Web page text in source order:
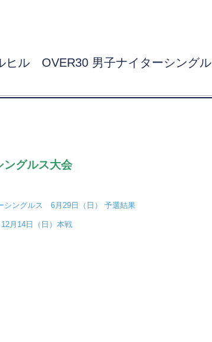
ル OVER30 男子ナイターシングル
グルス大会
シングルス 6月29日（日） 予選結果
月14日（日）本戦